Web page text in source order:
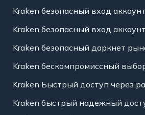
Kraken безопасный вход
Kraken безопасный вход
Kraken безопасный даркнет
Kraken бескомпромиссный
Kraken Быстрый доступ через
Kraken быстрый надежный